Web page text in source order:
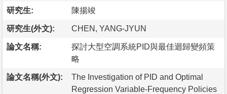
研究生: 陳揚竣
研究生(外文): CHEN, YANG-JYUN
論文名稱:
探討大型空調系統PID與最佳迴歸變頻策
略
論文名稱(外文):
The Investigation of PID and Optimal
Regression Variable-Frequency Policies